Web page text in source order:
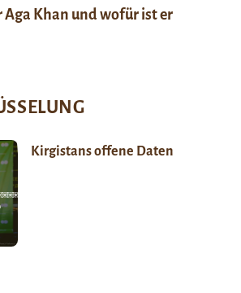
Aga Khan und wofür ist er
Kirgistans offene Daten